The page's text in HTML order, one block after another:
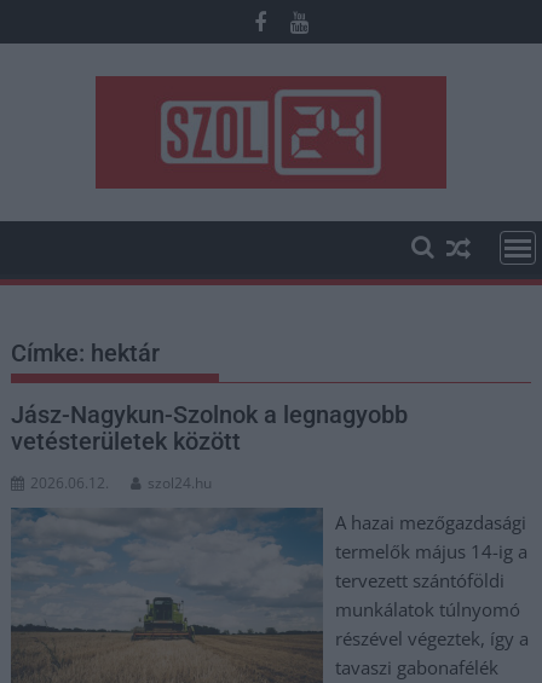
to
Címke: hektár
Jász-Nagykun-Szolnok a legnagyobb
vetésterületek között
2026.06.12. szol24.hu
A hazai mezőgazdasági
termelők május 14-ig a
tervezett szántóföldi
munkálatok túlnyomó
részével végeztek, így a
tavaszi gabonafélék